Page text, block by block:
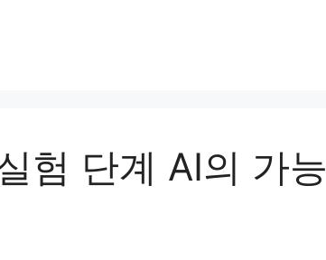
험 단계 AI의 가능